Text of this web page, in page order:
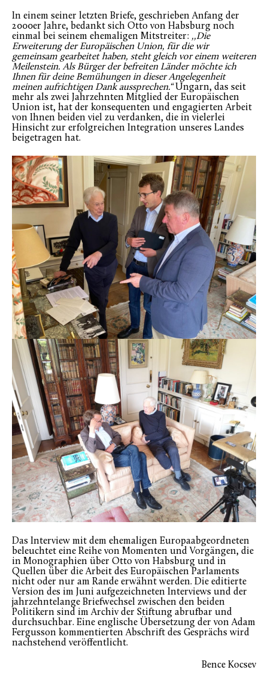
In einem seiner letzten Briefe, geschrieben Anfang der
2000er Jahre, bedankt sich Otto von Habsburg noch
einmal bei seinem ehemaligen Mitstreiter: ,,Die
Erweiterung der Europäischen Union, für die wir
gemeinsam gearbeitet haben, steht gleich vor einem weiteren
Meilenstein. Als Bürger der befreiten Länder möchte ich
Ihnen für deine Bemühungen in dieser Angelegenheit
meinen aufrichtigen Dank aussprechen.“Ungarn, das seit
mehr als zwei Jahrzehnten Mitglied der Europäischen
Union ist, hat der konsequenten und engagierten Arbeit
von Ihnen beiden viel zu verdanken, die in vielerlei
Hinsicht zur erfolgreichen Integration unseres Landes
beigetragen hat.
Das Interview mit dem ehemaligen Europaabgeordneten
beleuchtet eine Reihe von Momenten und Vorgängen, die
in Monographien über Otto von Habsburg und in
Quellen über die Arbeit des Europäischen Parlaments
nicht oder nur am Rande erwähnt werden. Die editierte
Version des im Juni aufgezeichneten Interviews und der
jahrzehntelange Briefwechsel zwischen den beiden
Politikern sind im Archiv der Stiftung abrufbar und
durchsuchbar. Eine englische Übersetzung der von Adam
Fergusson kommentierten Abschrift des Gesprächs wird
nachstehend veröffentlicht.
Bence Kocsev